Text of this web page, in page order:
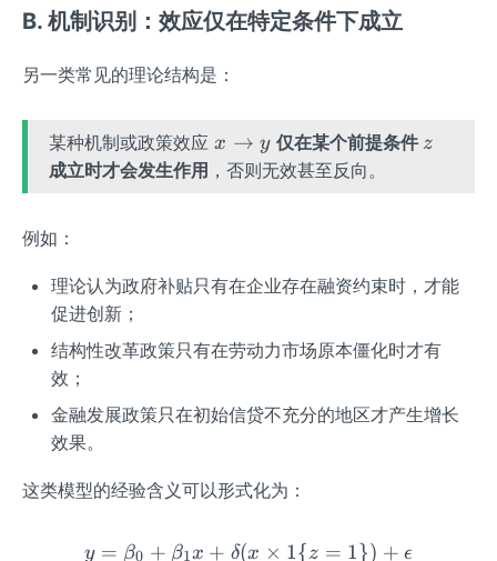
B. 机制识别：效应仅在特定条件下成立
另一类常见的理论结构是：
某种机制或政策效应x
\t
x → y 仅在某个前提条件 z
z
成立时才会发生作用 ，否则无效甚至反向。
例如：
理论认为政府补贴只有在企业存在融资约束时，才能
促进创新；
结构性改革政策只有在劳动力市场原本僵化时才有
效；
金融发展政策只在初始信贷不充分的地区才产生增长
效果。
这类模型的经验含义可以形式化为：
y = \beta_0 + \beta_1 x
y = β0 + β1x + δ(x × 1{z = 1}) + ϵ